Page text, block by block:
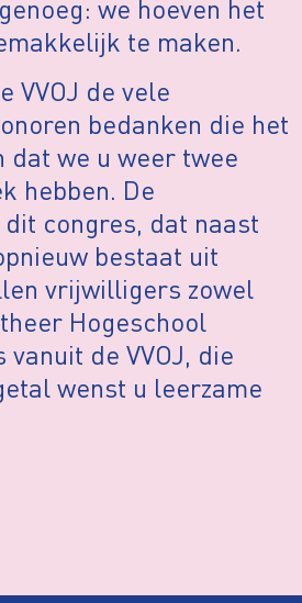
we hoeven het
te maken.
VVOJ de vele
bedanken die het
dat we u weer twee
hebben. De
congres, dat naast
bestaat uit
vrijwilligers zowel
Hogeschool
de VVOJ, die
wenst u leerzame